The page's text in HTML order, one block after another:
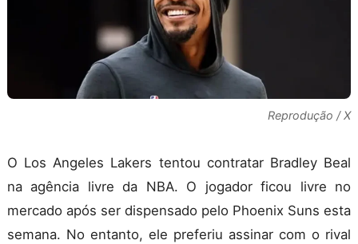
Reprodução / X
O Los Angeles Lakers tentou contratar Bradley Beal
na agência livre da NBA. O jogador ficou livre no
mercado após ser dispensado pelo Phoenix Suns esta
semana. No entanto, ele preferiu assinar com o rival